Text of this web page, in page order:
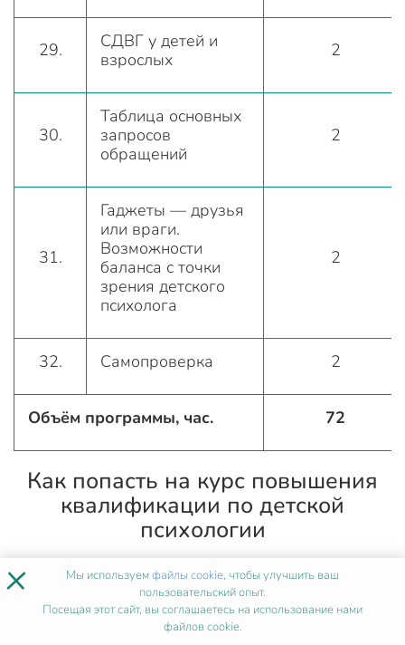
29.
СДВГ у детей и
взрослых
2
30.
Таблица основных
запросов
обращений
2
31.
Гаджеты — друзья
или враги.
Возможности
баланса с точки
зрения детского
психолога
2
32. Самопроверка 2
Объём программы, час. 72
Как попасть на курс повышения
квалификации по детской
психологии
Процедура зачисления в Институт Медицинского
Образования максимально упрощена и не
требует длительного сбора документов.
× Мы используемфайлы cookie, чтобы улучшить ваш
пользовательский опыт.
Посещая этот сайт, вы соглашаетесь на использование нами
файлов cookie.